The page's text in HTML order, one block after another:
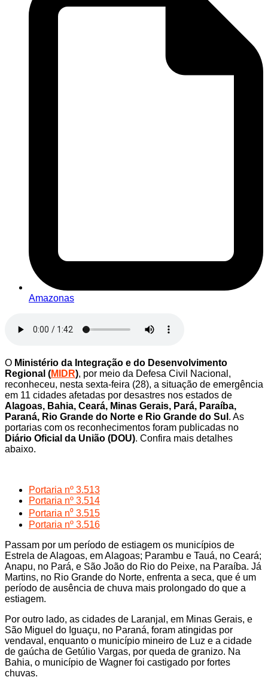
Amazonas
O Ministério da Integração e do Desenvolvimento
Regional (MIDR), por meio da Defesa Civil Nacional,
reconheceu, nesta sexta-feira (28), a situação de emergência
em 11 cidades afetadas por desastres nos estados de
Alagoas, Bahia, Ceará, Minas Gerais, Pará, Paraíba,
Paraná, Rio Grande do Norte e Rio Grande do Sul . As
portarias com os reconhecimentos foram publicadas no
Diário Oficial da União (DOU). Confira mais detalhes
abaixo.
Portaria nº 3.513
Portaria nº 3.514
Portaria n⁰ 3.515
Portaria nº 3.516
Passam por um período de estiagem os municípios de
Estrela de Alagoas, em Alagoas; Parambu e Tauá, no Ceará;
Anapu, no Pará, e São João do Rio do Peixe, na Paraíba. Já
Martins, no Rio Grande do Norte, enfrenta a seca, que é um
período de ausência de chuva mais prolongado do que a
estiagem.
Por outro lado, as cidades de Laranjal, em Minas Gerais, e
São Miguel do Iguaçu, no Paraná, foram atingidas por
vendaval, enquanto o município mineiro de Luz e a cidade
de gaúcha de Getúlio Vargas, por queda de granizo. Na
Bahia, o município de Wagner foi castigado por fortes
chuvas.